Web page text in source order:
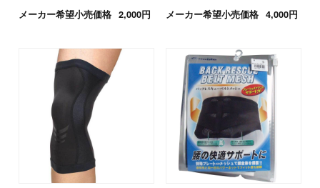
メーカー希望小売価格 2,000円 メーカー希望小売価格 4,000円